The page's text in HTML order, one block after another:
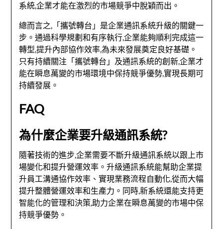
系統,企業才能在激烈的市場競爭中脫穎而出。
總而言之,「攜號轉台」是企業通訊系統升級的關鍵一
步。通過科學規劃和有序執行,企業能夠順利完成這一
轉型,提升內部協作效率,為未來發展奠定良好基礎。
只有持續關注「攜號轉台」及通訊系統的創新,企業才
能在瞬息萬變的市場環境中保持競爭優勢,實現長期可
持續發展。
FAQ
為什麼企業要升級通訊系統?
隨著技術的進步,企業需要不斷升級通訊系統以跟上市
場變化和提升營運效率。升級通訊系統能幫助企業提
升員工溝通協作效率、實現業務流程自動化,從而大幅
提升整體營運效率和生產力。同時,新系統還能支持更
智能化的管理和決策,助力企業在瞬息萬變的市場中保
持競爭優勢。